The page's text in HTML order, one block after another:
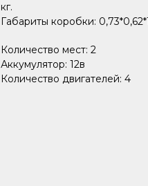
кг.
Габариты коробки:
Количество мест: 2
Аккумулятор: 12в
Количество двигателей: 4